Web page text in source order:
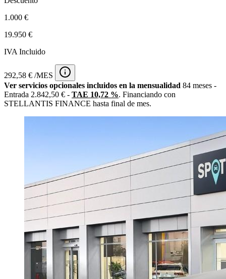
1.000 €
19.950 €
IVA Incluido
292,58 € /MES
Ver servicios opcionales incluidos en la mensualidad 84 meses -
Entrada 2.842,50 € - TAE 10,72 %. Financiando con
STELLANTIS FINANCE hasta final de mes.